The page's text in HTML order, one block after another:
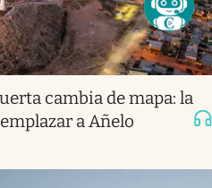
cambia de mapa: la
a Añelo